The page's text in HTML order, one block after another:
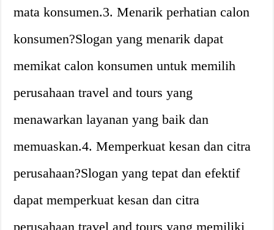
mata konsumen.3. Menarik perhatian calon
konsumen?Slogan yang menarik dapat
memikat calon konsumen untuk memilih
perusahaan travel and tours yang
menawarkan layanan yang baik dan
memuaskan.4. Memperkuat kesan dan citra
perusahaan?Slogan yang tepat dan efektif
dapat memperkuat kesan dan citra
perusahaan travel and tours yang memiliki